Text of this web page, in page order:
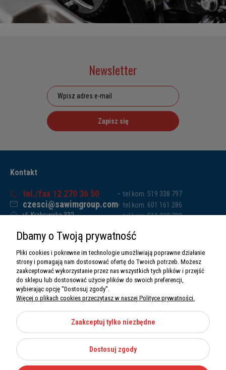
Newsletter
Zapisz się
Kontakt
tel./fax 12 270 36 50
czesci@sawimgroup.com
ul. Krakowska 332,
Sawim Group Mariusz Zdyb sp. k.
NIP: 5130284470
REGON: 5246591010
tel.kom. 519 338 797
tel.kom. 601 161 286
tel.kom. 519 338 793
O nas
Informacje
Moje konto
Kategorie
Dbamy o Twoją prywatność
Pliki cookies i pokrewne im technologie umożliwiają poprawne działanie
strony i pomagają nam dostosować ofertę do Twoich potrzeb. Możesz
zaakceptować wykorzystanie przez nas wszystkich tych plików i przejść
do sklepu lub dostosować użycie plików do swoich preferencji,
wybierając opcję "Dostosuj zgody".
Więcej o plikach cookies przeczytasz w naszej Polityce prywatności.
Zaakceptuj tylko niezbędne
Dostosuj zgody